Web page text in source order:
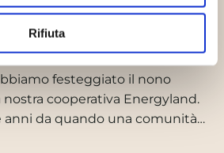
Rifiuta
Energyland
festeggiato il nono
cooperativa Energyland.
anni da quando una comunità…